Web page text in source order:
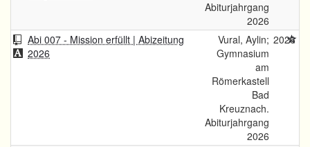
Abiturjahrgang
2026
Abi 007 - Mission erfüllt | Abizeitung
2026
Vural, Aylin;
Gymnasium
am
Römerkastell
Bad
Kreuznach.
Abiturjahrgang
2026
2026